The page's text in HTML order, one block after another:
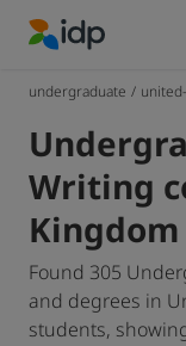
undergraduate /
Writing
Kingdom
Found 305
and degrees in
students,